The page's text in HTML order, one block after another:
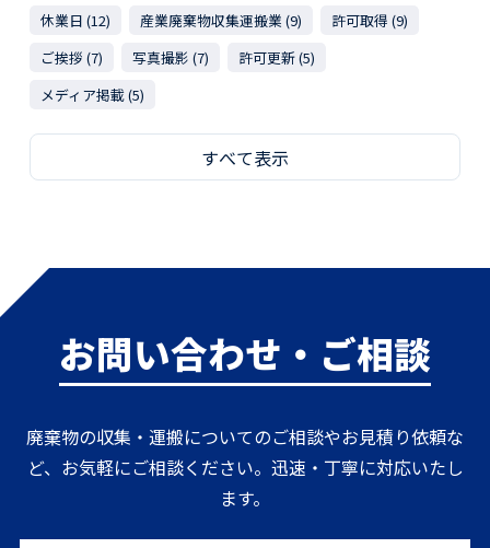
休業日 (12)
産業廃棄物収集運搬業 (9)
許可取得 (9)
ご挨拶 (7)
写真撮影 (7)
許可更新 (5)
メディア掲載 (5)
すべて表示
お問い合わせ・ご相談
廃棄物の収集・運搬についてのご相談やお見積り依頼な
ど、お気軽にご相談ください。迅速・丁寧に対応いたし
ます。